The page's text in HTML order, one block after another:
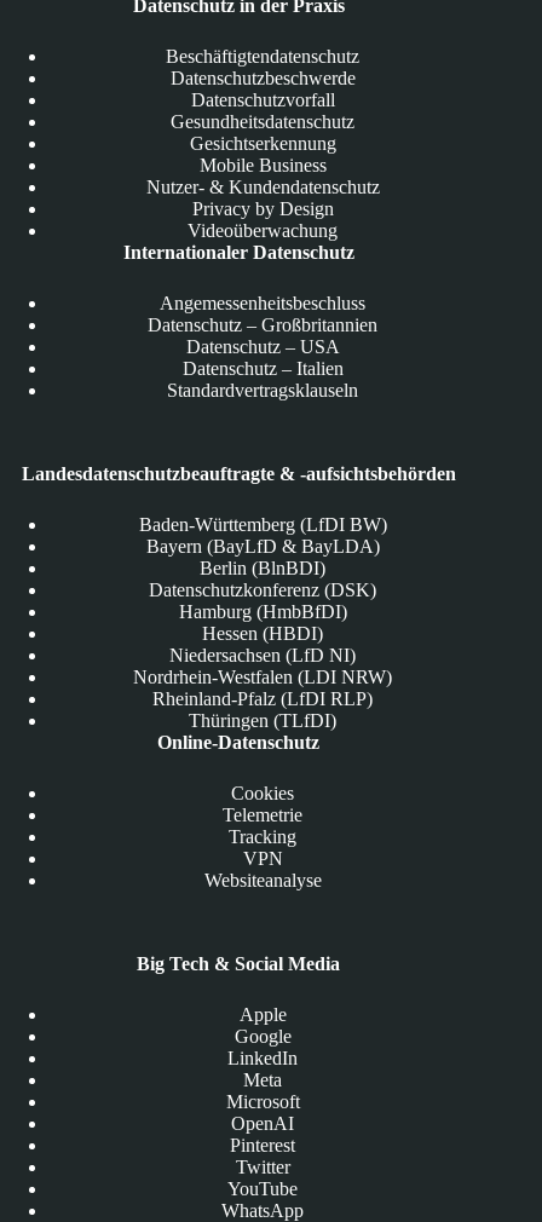
Datenschutz in der Praxis
Beschäftigtendatenschutz
Datenschutzbeschwerde
Datenschutzvorfall
Gesundheitsdatenschutz
Gesichtserkennung
Mobile Business
Nutzer- & Kundendatenschutz
Privacy by Design
Videoüberwachung
Internationaler Datenschutz
Angemessenheitsbeschluss
Datenschutz – Großbritannien
Datenschutz – USA
Datenschutz – Italien
Standardvertragsklauseln
Landesdatenschutzbeauftragte & -aufsichtsbehörden
Baden-Württemberg (LfDI BW)
Bayern (BayLfD & BayLDA)
Berlin (BlnBDI)
Datenschutzkonferenz (DSK)
Hamburg (HmbBfDI)
Hessen (HBDI)
Niedersachsen (LfD NI)
Nordrhein-Westfalen (LDI NRW)
Rheinland-Pfalz (LfDI RLP)
Thüringen (TLfDI)
Online-Datenschutz
Cookies
Telemetrie
Tracking
VPN
Websiteanalyse
Big Tech & Social Media
Apple
Google
LinkedIn
Meta
Microsoft
OpenAI
Pinterest
Twitter
YouTube
WhatsApp